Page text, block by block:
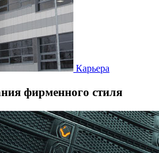
Карьера
фирменного стиля